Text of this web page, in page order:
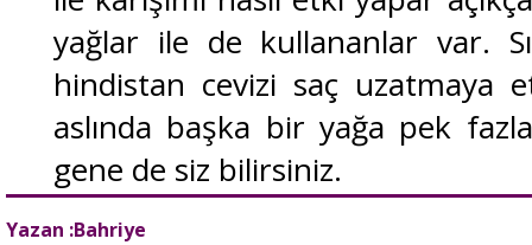
yağlar ile de kullananlar var.
hindistan cevizi saç uzatmaya
aslında başka bir yağa pek
gene de siz bilirsiniz.
Yazan :Bahriye